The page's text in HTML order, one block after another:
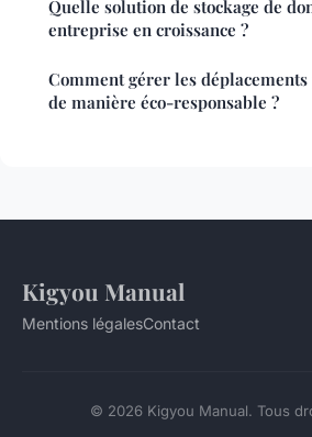
Quelle solution de stockage de
entreprise en croissance ?
Comment gérer les
de manière éco-responsable ?
Kigyou Manual
Mentions légalesContact
© 2026 Kigyou Manual. Tous